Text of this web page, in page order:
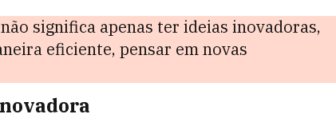
significa apenas ter ideias inovadoras,
eficiente, pensar em novas